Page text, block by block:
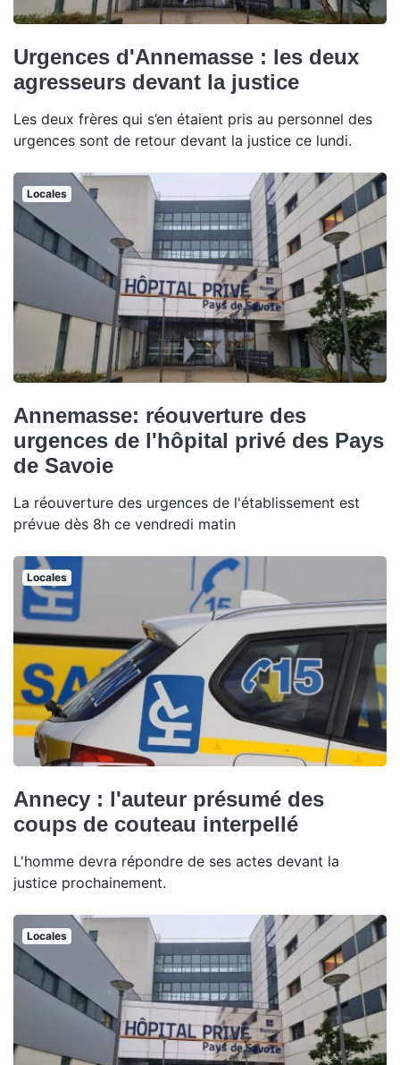
Urgences d'Annemasse : les deux
agresseurs devant la justice
Les deux frères qui s’en étaient pris au personnel des
urgences sont de retour devant la justice ce lundi.
Locales
Annemasse: réouverture des
urgences de l'hôpital privé des Pays
de Savoie
La réouverture des urgences de l'établissement est
prévue dès 8h ce vendredi matin
Locales
Annecy : l'auteur présumé des
coups de couteau interpellé
L'homme devra répondre de ses actes devant la
justice prochainement.
Locales